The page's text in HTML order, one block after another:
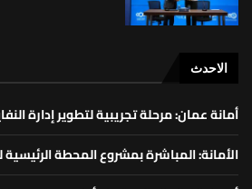
الاحدث
أمانة عمان: مرحلة تجريبية لتطوير إدارة النفايات
الأمانة: المباشرة بمشروع المحطة الرئيسية